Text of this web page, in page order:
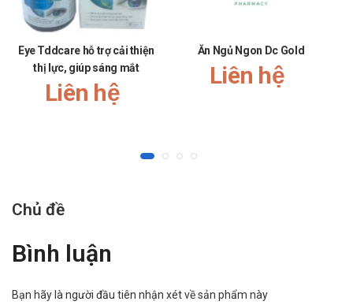
Eye Tddcare hỗ trợ cải thiện
thị lực, giúp sáng mắt
Liên hệ
Ăn Ngủ Ngon Dc Gold
Liên hệ
Chủ đề
Bình luận
Bạn hãy là người đầu tiên nhận xét về sản phẩm này